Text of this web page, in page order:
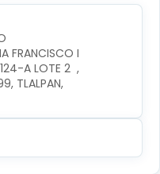
FRANCISCO I
A LOTE 2  ,
TLALPAN,